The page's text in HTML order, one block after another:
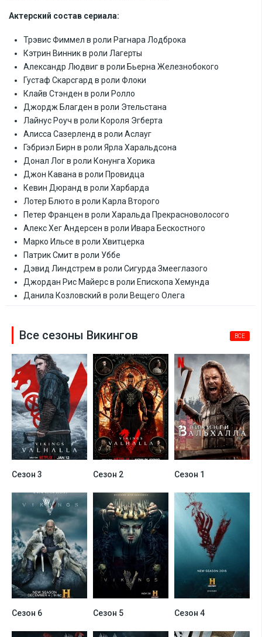
Актерский состав сериала:
Трэвис Фиммел в роли Рагнара Лодброка
Кэтрин Винник в роли Лагерты
Александр Людвиг в роли Бьерна Железнобокого
Густаф Скарсгард в роли Флоки
Клайв Стэнден в роли Ролло
Джордж Благден в роли Этельстана
Лайнус Роуч в роли Короля Эгберта
Алисса Сазерленд в роли Аслауг
Гэбриэл Бирн в роли Ярла Харальдсона
Донал Лог в роли Конунга Хорика
Джон Кавана в роли Провидца
Кевин Дюранд в роли Харбарда
Лотер Блюто в роли Карла Второго
Петер Францен в роли Харальда Прекрасноволосого
Алекс Хег Андерсен в роли Ивара Бескостного
Марко Ильсе в роли Хвитцерка
Патрик Смит в роли Уббе
Дэвид Линдстрем в роли Сигурда Змееглазого
Джордан Рис Майерс в роли Епископа Хемунда
Данила Козловский в роли Вещего Олега
Все сезоны Викингов ВСЕ
Сезон 3 Сезон 2 Сезон 1
Сезон 6 Сезон 5 Сезон 4